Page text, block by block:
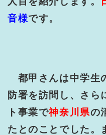
音様です。
都甲さんは中学生
防署を訪問し、さら
ト事業で神奈川県の
たとのことでした。